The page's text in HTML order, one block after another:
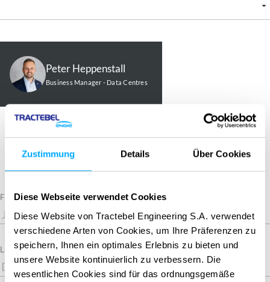
Zustimmung Details Über Cookies
Diese Webseite verwendet Cookies
Diese Website von Tractebel Engineering S.A. verwendet
verschiedene Arten von Cookies, um Ihre Präferenzen zu
speichern, Ihnen ein optimales Erlebnis zu bieten und
unsere Website kontinuierlich zu verbessern. Die
wesentlichen Cookies sind für das ordnungsgemäße
Peter Heppenstall
Business Manager - Data Centres
First Name Required
Last Name Required